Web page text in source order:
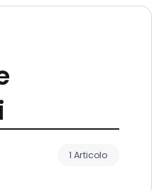
1 Articolo